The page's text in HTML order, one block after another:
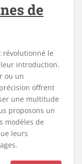
de
révolutionné le
introduction.
ou un
offrent
une multitude
proposons un
modèles de
leurs